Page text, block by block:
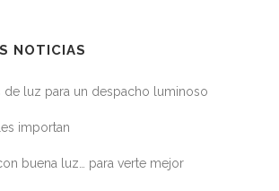
NOTICIAS
de luz para un despacho luminoso
importan
buena luz… para verte mejor